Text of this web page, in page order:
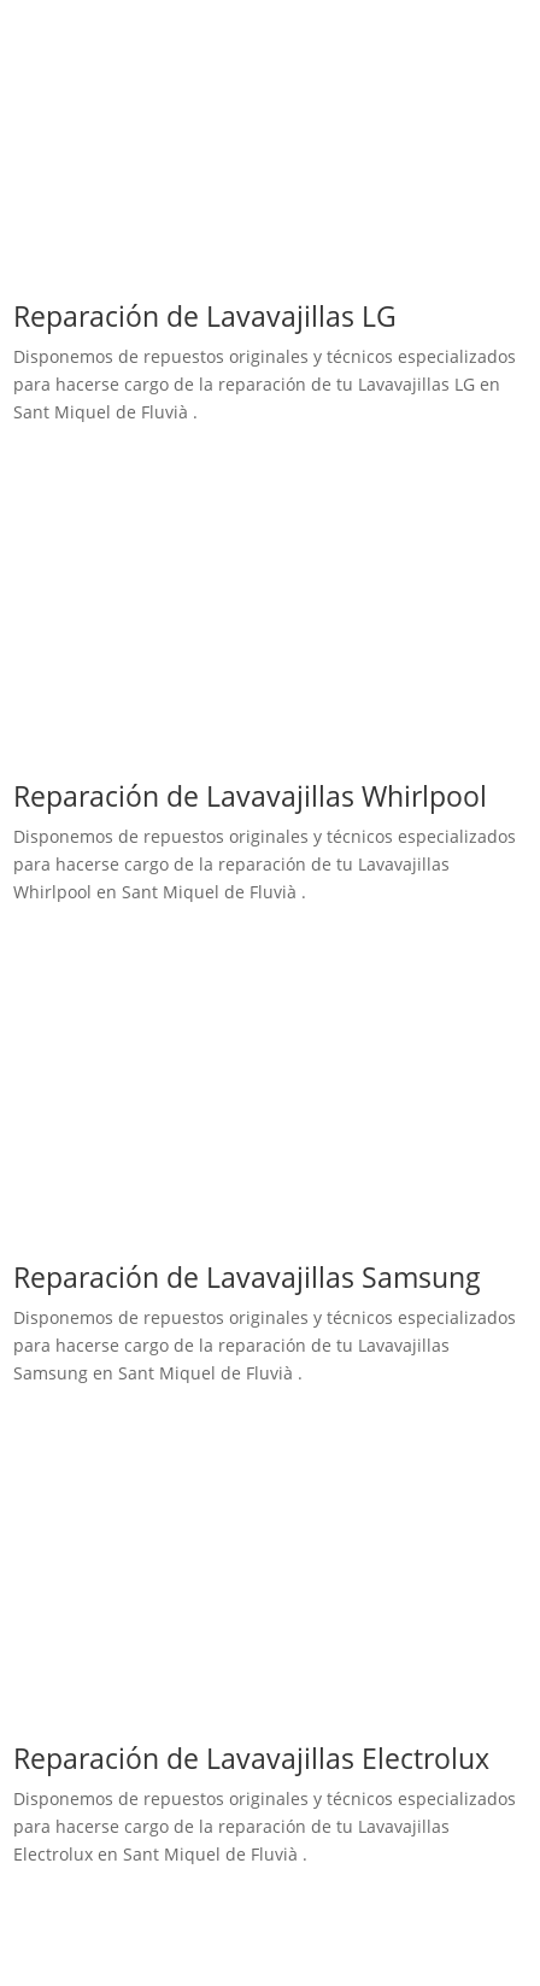
Reparación de Lavavajillas LG
Disponemos de repuestos originales y técnicos especializados
para hacerse cargo de la reparación de tu Lavavajillas LG en
Sant Miquel de Fluvià .
Reparación de Lavavajillas Whirlpool
Disponemos de repuestos originales y técnicos especializados
para hacerse cargo de la reparación de tu Lavavajillas
Whirlpool en Sant Miquel de Fluvià .
Reparación de Lavavajillas Samsung
Disponemos de repuestos originales y técnicos especializados
para hacerse cargo de la reparación de tu Lavavajillas
Samsung en Sant Miquel de Fluvià .
Reparación de Lavavajillas Electrolux
Disponemos de repuestos originales y técnicos especializados
para hacerse cargo de la reparación de tu Lavavajillas
Electrolux en Sant Miquel de Fluvià .